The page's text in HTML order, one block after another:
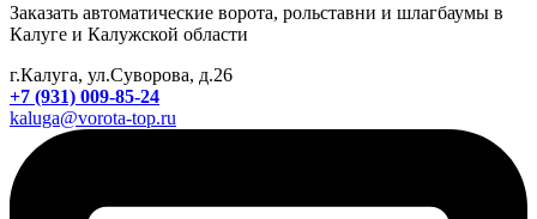
Заказать автоматические ворота, рольставни и шлагбаумы в
Калуге и Калужской области
г.Калуга, ул.Суворова, д.26
+7 (931) 009-85-24
kaluga@vorota-top.ru